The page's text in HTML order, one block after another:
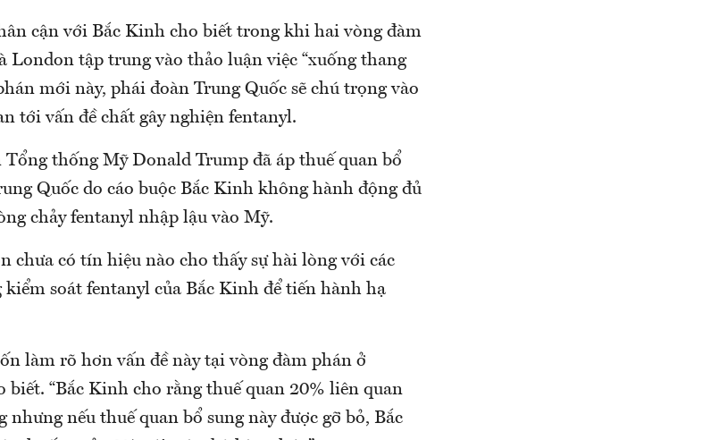
cận với Bắc Kinh cho biết trong khi hai vòng đàm
London tập trung vào thảo luận việc “xuống thang
mới này, phái đoàn Trung Quốc sẽ chú trọng vào
tới vấn đề chất gây nghiện fentanyl.
thống Mỹ Donald Trump đã áp thuế quan bổ
Quốc do cáo buộc Bắc Kinh không hành động đủ
chảy fentanyl nhập lậu vào Mỹ.
chưa có tín hiệu nào cho thấy sự hài lòng với các
soát fentanyl của Bắc Kinh để tiến hành hạ
làm rõ hơn vấn đề này tại vòng đàm phán ở
biết. “Bắc Kinh cho rằng thuế quan 20% liên quan
nhưng nếu thuế quan bổ sung này được gỡ bỏ, Bắc